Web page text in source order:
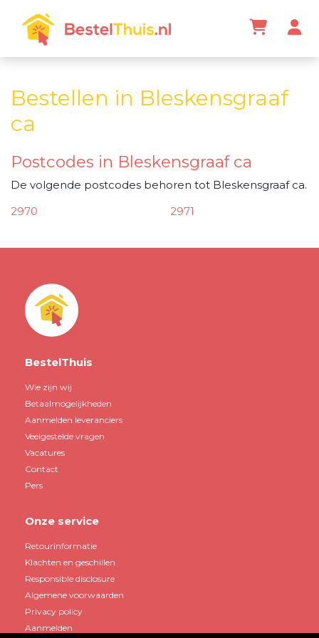
Bestellen in Bleskensgraaf
ca
Postcodes in Bleskensgraaf ca
De volgende postcodes behoren tot Bleskensgraaf ca.
2970
2971
BestelThuis
Wie zijn wij
Betaalmogelijkheden
Aanmelden leveranciers
Veelgestelde vragen
Vacatures
Contact
Pers
Onze service
Retourinformatie
Klachten en geschillen
Responsible disclosure
Algemene voorwaarden
Privacy policy
Aanmelden